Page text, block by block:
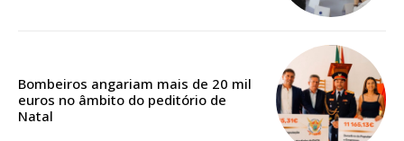
Edição em papel entregue à Quinta-feira em sua
Acesso ao conteúdo online
Acesso aos conteúdos Exclusivos para
Bombeiros angariam mais de 20 mil
euros no âmbito do peditório de
Natal